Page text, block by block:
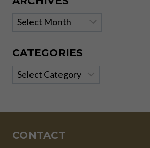
Archives
CATEGORIES
Categories
CONTACT